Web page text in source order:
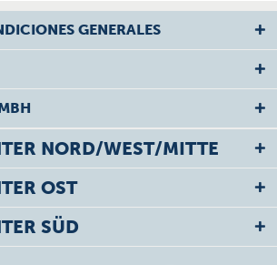
GENERALES
NORD/WEST/MITTE
OST
SÜD